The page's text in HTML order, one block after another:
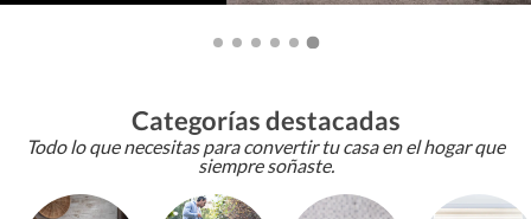
Categorías destacadas
Todo lo que necesitas para convertir tu casa en el hogar que
siempre soñaste.